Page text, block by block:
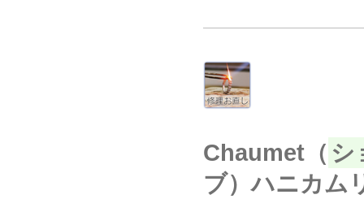
Chaumet（ シ
ブ）ハニカム